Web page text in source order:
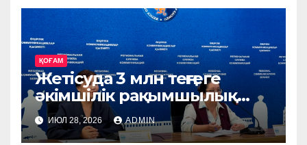
ҚОҒАМ
Жетісуда 3 млн теңгеге
әкімшілік рақымшылық
жасалды
ИЮЛ 28, 2026 ADMIN